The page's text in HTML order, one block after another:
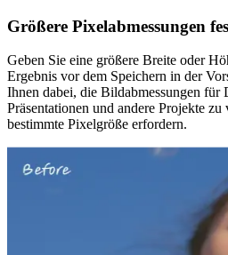
Größere Pixelabmessungen
Geben Sie eine größere Breite oder
Ergebnis vor dem Speichern in der
Ihnen dabei, die Bildabmessungen für
Präsentationen und andere Projekte
bestimmte Pixelgröße erfordern.